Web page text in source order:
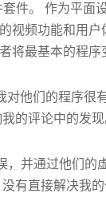
件。 作为平面
视频功能和用户
将最基本的程序
对他们的程序很
的评论中的发现
，并通过他们的
有直接解决我